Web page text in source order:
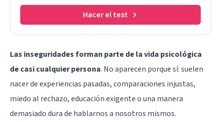
Hacer el test
Las inseguridades forman parte de la vida psicológica
de casi cualquier persona. No aparecen porque sí: suelen
nacer de experiencias pasadas, comparaciones injustas,
miedo al rechazo, educación exigente o una manera
demasiado dura de hablarnos a nosotros mismos.